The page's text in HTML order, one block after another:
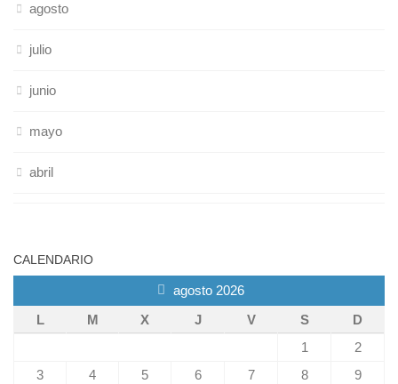
agosto
julio
junio
mayo
abril
CALENDARIO
agosto 2026
L
M X J V S
D
1
2
3
4 5 6 7 8
9